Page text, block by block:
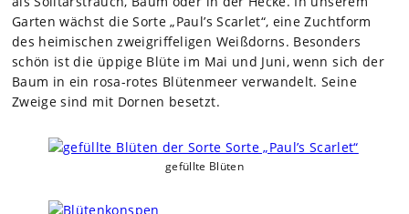
Gar­ten wächst die Sorte „Paul’s Scar­let“, eine Zucht­form
des hei­mi­schen zwei­grif­fe­li­gen Weiß­dorns. Beson­ders
schön ist die üppige Blüte im Mai und Juni, wenn sich der
Baum in ein rosa-rotes Blü­ten­meer ver­wan­delt. Seine
Zweige sind mit Dor­nen besetzt.
gefüllte Blü­ten